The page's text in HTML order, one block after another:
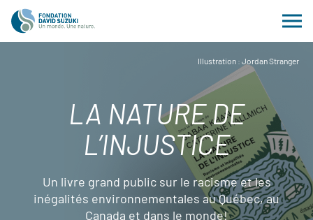
Illustration : Jordan Stranger
LA NATURE DE
L’INJUSTICE
Un livre grand public sur le racisme et les
inégalités environnementales au Québec, au
Canada et dans le monde!